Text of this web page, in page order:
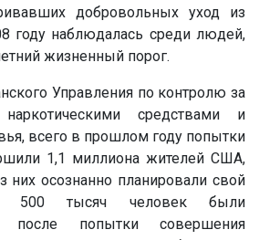
добровольных уход из
году наблюдалась среди людей,
жизненный порог.
Управления по контролю за
наркотическими средствами и
всего в прошлом году попытки
1,1 миллиона жителей США,
них осознанно планировали свой
500 тысяч человек были
после попытки совершения